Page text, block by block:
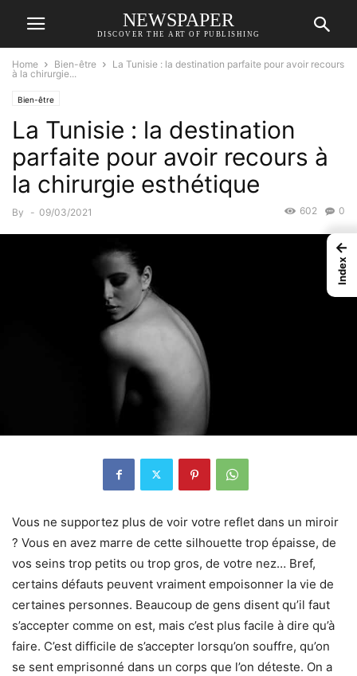
NEWSPAPER
DISCOVER THE ART OF PUBLISHING
Home Bien-être
La Tunisie : la destination parfaite pour avoir recours
à la chirurgie...
Bien-être
La Tunisie : la destination
parfaite pour avoir recours à
la chirurgie esthétique
By - 09/03/2021 0
602
Vous ne supportez plus de voir votre reflet dans un miroir
? Vous en avez marre de cette silhouette trop épaisse, de
vos seins trop petits ou trop gros, de votre nez… Bref,
certains défauts peuvent vraiment empoisonner la vie de
certaines personnes. Beaucoup de gens disent qu’il faut
s’accepter comme on est, mais c’est plus facile à dire qu’à
faire. C’est difficile de s’accepter lorsqu’on souffre, qu’on
se sent emprisonné dans un corps que l’on déteste. On a
←
Index